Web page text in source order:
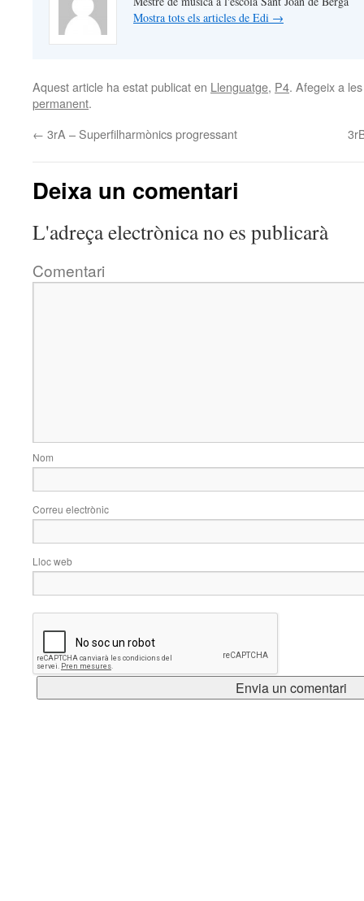
Mostra tots els articles de Edi →
Aquest article ha estat publicat en Llenguatge, P4. Afegeix a
permanent.
← 3rA – Superfilharmònics progressant
Deixa un comentari
L'adreça electrònica no es publicarà
Comentari
Nom
Correu electrònic
Lloc web